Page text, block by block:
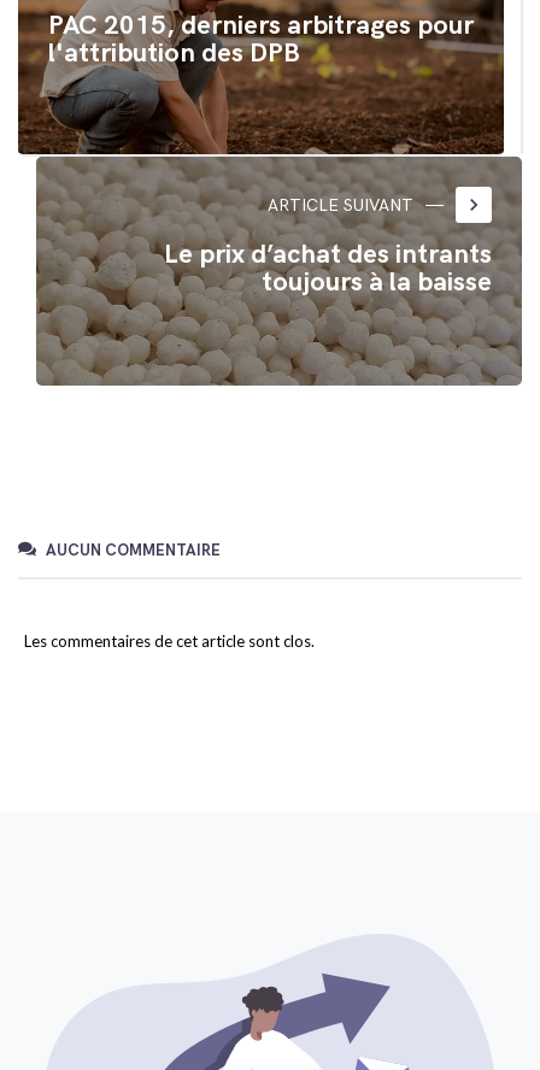
PAC 2015, derniers arbitrages pour
l'attribution des DPB
ARTICLE SUIVANT keyboard_arrow_right
Le prix d’achat des intrants
toujours à la baisse
AUCUN COMMENTAIRE
Les commentaires de cet article sont clos.